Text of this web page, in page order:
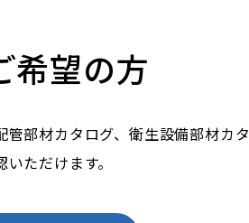
希望の方
部材カタログ、衛生設備部材カタ
ただけます。